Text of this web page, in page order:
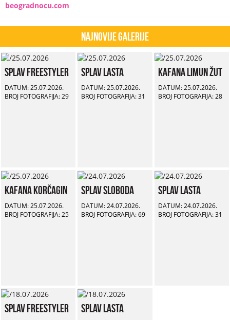
beogradnocu.com
Najnovije Galerije
Splav Freestyler
DATUM: 25.07.2026.
BROJ FOTOGRAFIJA: 29
Splav Lasta
DATUM: 25.07.2026.
BROJ FOTOGRAFIJA: 31
Kafana Limun Žut
DATUM: 25.07.2026.
BROJ FOTOGRAFIJA: 28
Kafana Korčagin
DATUM: 25.07.2026.
BROJ FOTOGRAFIJA: 25
Splav Sloboda
DATUM: 24.07.2026.
BROJ FOTOGRAFIJA: 69
Splav Lasta
DATUM: 24.07.2026.
BROJ FOTOGRAFIJA: 31
Splav Freestyler Splav Lasta